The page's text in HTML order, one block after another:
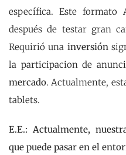
específica. Este formato
después de testar gran
Requirió una inversión
la participacion de
mercado. Actualmente,
tablets.
E.E.: Actualmente,
que puede pasar en el